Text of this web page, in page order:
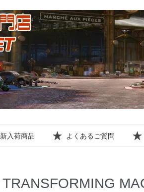
新入荷商品 よくあるご質問
TRANSFORMING